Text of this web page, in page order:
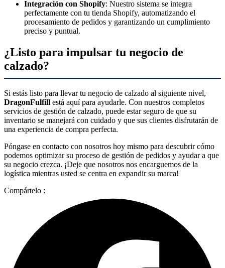
Integración con Shopify: Nuestro sistema se integra
perfectamente con tu tienda Shopify, automatizando el
procesamiento de pedidos y garantizando un cumplimiento
preciso y puntual.
¿Listo para impulsar tu negocio de
calzado?
Si estás listo para llevar tu negocio de calzado al siguiente nivel,
DragonFulfill está aquí para ayudarle. Con nuestros completos
servicios de gestión de calzado, puede estar seguro de que su
inventario se manejará con cuidado y que sus clientes disfrutarán de
una experiencia de compra perfecta.
Póngase en contacto con nosotros hoy mismo para descubrir cómo
podemos optimizar su proceso de gestión de pedidos y ayudar a que
su negocio crezca. ¡Deje que nosotros nos encarguemos de la
logística mientras usted se centra en expandir su marca!
Compártelo :